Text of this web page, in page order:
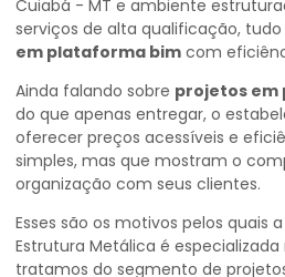
Cuiabá - MT e ambiente
serviços de alta qualificação,
em plataforma bim com
Ainda falando sobre projetos
do que apenas entregar, o
oferecer preços acessíveis e
simples, mas que mostram o
organização com seus clientes.
Esses são os motivos pelos quais
Estrutura Metálica é
tratamos do segmento de